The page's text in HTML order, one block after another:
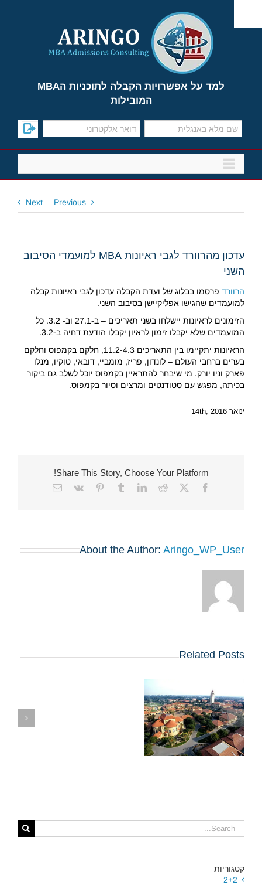
content
למד על אפשרויות הקבלה לתוכניות הMBA
המובילות
Previous
Next
עדכון מהרוורד לגבי ראיונות MBA למועמדי הסיבוב
השני
הרוורדפרסמו בבלוג של ועדת הקבלה עדכון לגבי ראיונות קבלה
למועמדים שהגישו אפליקיישן בסיבוב השני.
הזימונים לראיונות יישלחו בשני תאריכים – ב-27.1 וב- 3.2. כל
המועמדים שלא יקבלו זימון לראיון יקבלו הודעת דחיה ב-3.2.
הראיונות יתקיימו בין התאריכים 11.2-4.3, חלקם בקמפוס וחלקם
בערים ברחבי העולם – לונדון, פריז, מומביי, דובאי, טוקיו, מנלו
פארק וניו יורק. מי שיבחר להתראיין בקמפוס יוכל לשלב גם ביקור
בכיתה, מפגש עם סטודנטים ומרצים וסיור בקמפוס.
ינואר 14th, 2016
Share This Story, Choose Your Platform!
Facebook
X
Reddit
LinkedIn
Tumblr
Pinterest
Vk
Email
About the Author: Aringo_WP_User
Related Posts
קטגוריות
2+2